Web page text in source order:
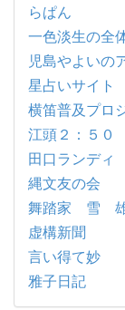
らぱん
一色淡生の全
児島やよいの
星占いサイ
横笛普及プロ
江頭２：５
田口ランデ
縄文友の会
舞踏家 雪
虚構新聞
言い得て妙
雅子日記